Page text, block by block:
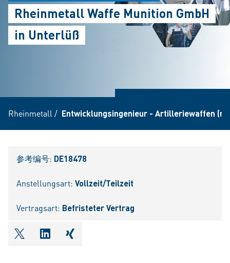
Rheinmetall Waffe Munition GmbH
in Unterlüß
Rheinmetall / Entwicklungsingenieur - Artilleriewaffen
参考编号: DE18478
Anstellungsart: Vollzeit/Teilzeit
Vertragsart: Befristeter Vertrag
shareOntwitter
shareOnlinkedIn
shareOnxing